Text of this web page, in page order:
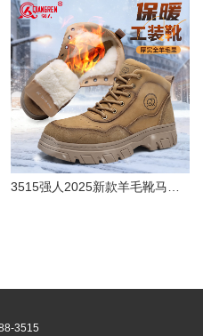
3515强人2025新款羊毛靴马丁靴黄色 H-151-1CE
3515